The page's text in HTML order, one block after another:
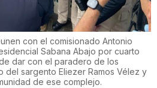
con el comisionado Antonio
Sabana Abajo por cuarto
dar con el paradero de los
del sargento Eliezer Ramos Vélez y
de ese complejo.